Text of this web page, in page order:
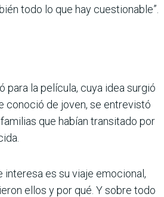
todo lo que hay cuestionable”.
para la película, cuya idea surgió
conoció de joven, se entrevistó
que habían transitado por
interesa es su viaje emocional,
ellos y por qué. Y sobre todo